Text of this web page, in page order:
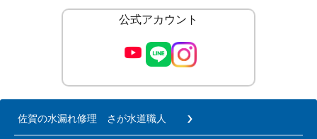
公式アカウント
佐賀の水漏れ修理 さが水道職人